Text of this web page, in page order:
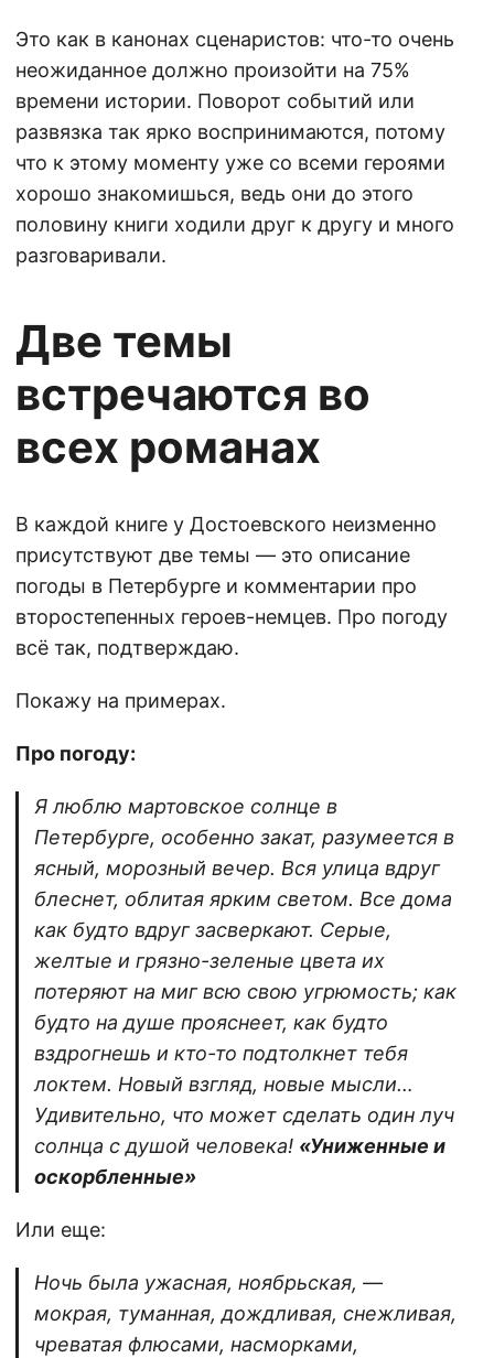
Это как в канонах сценаристов: что-то очень
неожиданное должно произойти на 75%
времени истории. Поворот событий или
развязка так ярко воспринимаются, потому
что к этому моменту уже со всеми героями
хорошо знакомишься, ведь они до этого
половину книги ходили друг к другу и много
разговаривали.
Две темы
встречаются во
всех романах
В каждой книге у Достоевского неизменно
присутствуют две темы — это описание
погоды в Петербурге и комментарии про
второстепенных героев-немцев. Про погоду
всё так, подтверждаю.
Покажу на примерах.
Про погоду:
Я люблю мартовское солнце в
Петербурге, особенно закат, разумеется в
ясный, морозный вечер. Вся улица вдруг
блеснет, облитая ярким светом. Все дома
как будто вдруг засверкают. Серые,
желтые и грязно-зеленые цвета их
потеряют на миг всю свою угрюмость; как
будто на душе прояснеет, как будто
вздрогнешь и кто-то подтолкнет тебя
локтем. Новый взгляд, новые мысли…
Удивительно, что может сделать один луч
солнца с душой человека! «Униженные и
оскорбленные»
Или еще:
Ночь была ужасная, ноябрьская, —
мокрая, туманная, дождливая, снежливая,
чреватая флюсами, насморками,